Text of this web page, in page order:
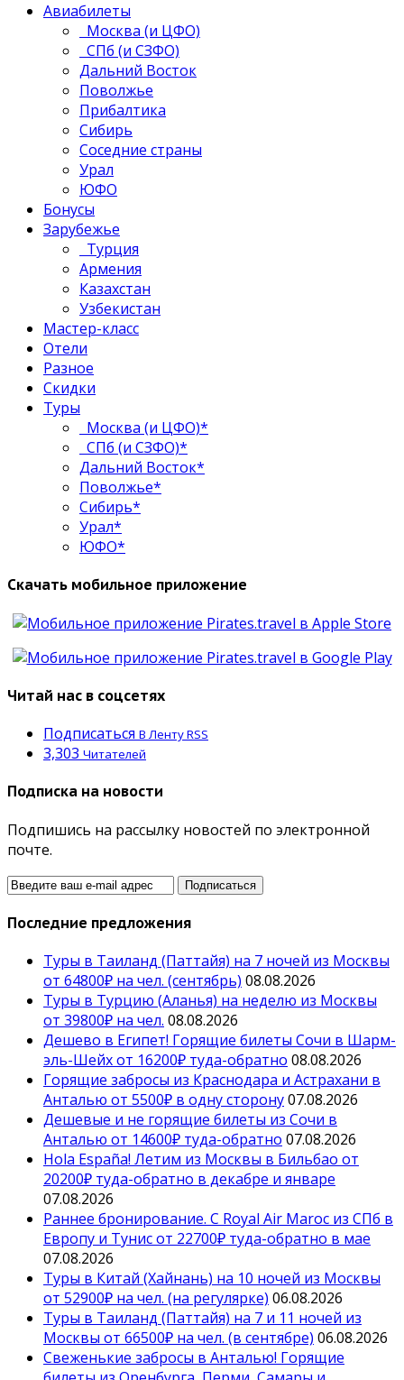
Авиабилеты
Москва (и ЦФО)
СПб (и СЗФО)
Дальний Восток
Поволжье
Прибалтика
Сибирь
Соседние страны
Урал
ЮФО
Бонусы
Зарубежье
Турция
Армения
Казахстан
Узбекистан
Мастер-класс
Отели
Разное
Скидки
Туры
Москва (и ЦФО)*
СПб (и СЗФО)*
Дальний Восток*
Поволжье*
Сибирь*
Урал*
ЮФО*
Скачать мобильное приложение
Читай нас в соцсетях
Подписаться В Ленту RSS
3,303 Читателей
Подписка на новости
Подпишись на рассылку новостей по электронной
почте.
Последние предложения
Туры в Таиланд (Паттайя) на 7 ночей из Москвы
от 64800₽ на чел. (сентябрь) 08.08.2026
Туры в Турцию (Аланья) на неделю из Москвы
от 39800₽ на чел. 08.08.2026
Дешево в Египет! Горящие билеты Сочи в Шарм-
эль-Шейх от 16200₽ туда-обратно 08.08.2026
Горящие забросы из Краснодара и Астрахани в
Анталью от 5500₽ в одну сторону07.08.2026
Дешевые и не горящие билеты из Сочи в
Анталью от 14600₽ туда-обратно 07.08.2026
Hola España! Летим из Москвы в Бильбао от
20200₽ туда-обратно в декабре и январе
07.08.2026
Раннее бронирование. С Royal Air Maroc из СПб в
Европу и Тунис от 22700₽ туда-обратно в мае
07.08.2026
Туры в Китай (Хайнань) на 10 ночей из Москвы
от 52900₽ на чел. (на регулярке) 06.08.2026
Туры в Таиланд (Паттайя) на 7 и 11 ночей из
Москвы от 66500₽ на чел. (в сентябре) 06.08.2026
Свеженькие забросы в Анталью! Горящие